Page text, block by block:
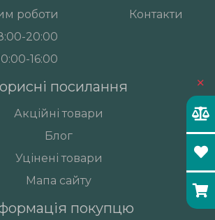
×
роботи
20:00
16:00
Контакти
посилання
Акційні товари
Блог
Уцінені товари
Мапа сайту
покупцю